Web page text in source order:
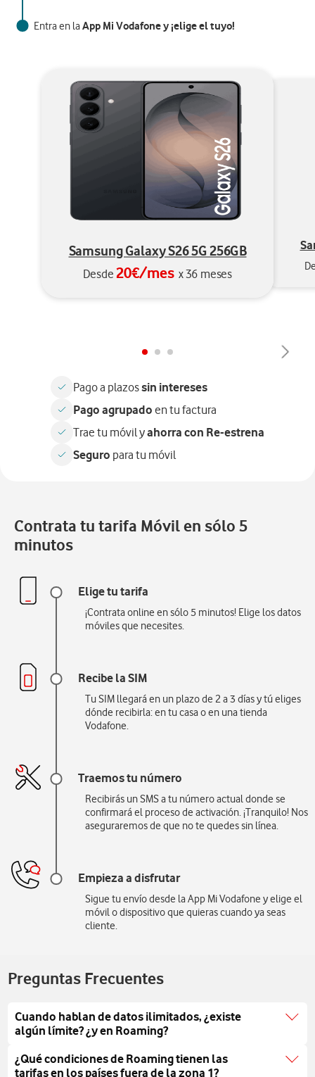
Entra en laApp Mi Vodafone y ¡elige el tuyo!
Samsung Galaxy S26 5G 256GB
Desde 20€/mes x 36 meses
Pago a plazossin intereses
Pago agrupado en tu factura
Trae tu móvil yahorra con Re-estrena
Seguro para tu móvil
Contrata tu tarifa Móvil en sólo 5
minutos
Elige tu tarifa
¡Contrata online en sólo 5 minutos! Elige los datos
móviles que necesites.
Recibe la SIM
Tu SIM llegará en un plazo de 2 a 3 días y tú eliges
dónde recibirla: en tu casa o en una tienda
Vodafone.
Traemos tu número
Recibirás un SMS a tu número actual donde se
confirmará el proceso de activación. ¡Tranquilo! Nos
aseguraremos de que no te quedes sin línea.
Empieza a disfrutar
Sigue tu envío desde la App Mi Vodafone y elige el
móvil o dispositivo que quieras cuando ya seas
cliente.
Preguntas Frecuentes
Cuando hablan de datos ilimitados, ¿existe
algún límite? ¿y en Roaming?
El servicio de Roaming en Zona 1 está incluido en
todas las tarifas móviles de Vodafone para particulares,
¿Qué condiciones de Roaming tienen las
tarifas en los países fuera de la zona 1?